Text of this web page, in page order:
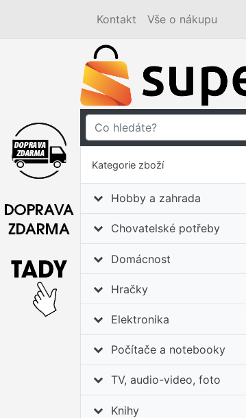
Kontakt Vše o nákupu
Kategorie zboží
Hobby a zahrada
Chovatelské potřeby
Domácnost
Hračky
Elektronika
Počítače a notebooky
TV, audio-video, foto
Knihy